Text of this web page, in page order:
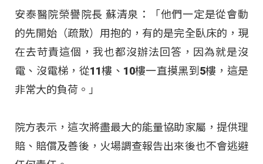
安泰醫院榮譽院長 蘇清泉：「他們一定是從會動
的先開始（疏散）用抱的，有的是完全臥床的，現
在去苛責這個，我也都沒辦法回答，因為就是沒
電、沒電梯，從11樓、10樓一直摸黑到5樓，這是
非常大的負荷。」
院方表示，這次將盡最大的能量協助家屬，提供理
賠、賠償及善後，火場調查報告出來後也不會逃避